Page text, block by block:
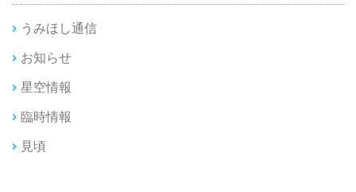
うみほし通信
お知らせ
星空情報
臨時情報
見頃